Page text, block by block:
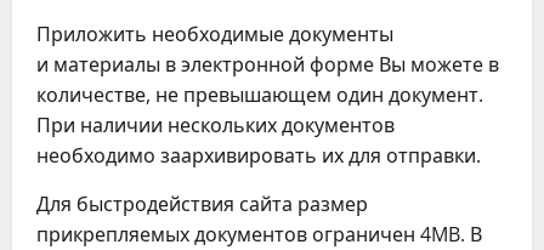
Приложить необходимые документы
и материалы в электронной форме Вы можете в
количестве, не превышающем один документ.
При наличии нескольких документов
необходимо заархивировать их для отправки.
Для быстродействия сайта размер
прикрепляемых документов ограничен 4MB. В